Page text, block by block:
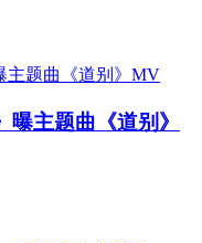
主题曲《道别》